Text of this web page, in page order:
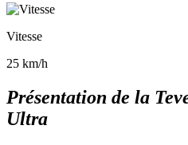
Vitesse
25 km/h
Présentation de la
Ultra